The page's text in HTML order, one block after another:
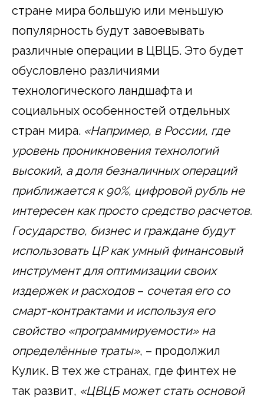
стране мира большую или меньшую
популярность будут завоевывать
различные операции в ЦВЦБ. Это будет
обусловлено различиями
технологического ландшафта и
социальных особенностей отдельных
стран мира. «Например, в России, где
уровень проникновения технологий
высокий, а доля безналичных операций
приближается к 90%, цифровой рубль не
интересен как просто средство расчетов.
Государство, бизнес и граждане будут
использовать ЦР как умный финансовый
инструмент для оптимизации своих
издержек и расходов – сочетая его со
смарт-контрактами и используя его
свойство «программируемости» на
определённые траты», – продолжил
Кулик. В тех же странах, где финтех не
так развит, «ЦВЦБ может стать основой